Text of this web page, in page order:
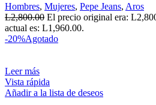
Hombres, Mujeres, Pepe Jeans, Aros
L2,800.00 El precio original era:
actual es: L1,960.00.
-20%Agotado
Leer más
Vista rápida
Añadir a la lista de deseos